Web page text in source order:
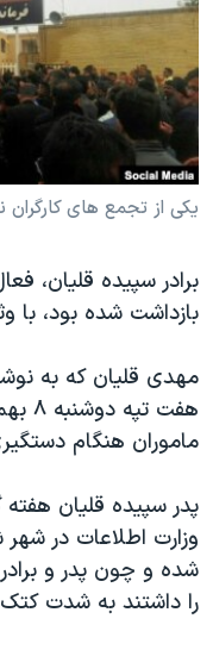
فرهنگ و زندگی
حقوق شهروندی
اقتصادی
علم و فناوری
آرشیو پخش زنده
مستندها
انتخابات ریاست جمهوری
حمله جمهوری اسلامی
رمز مهسا
ورزش زنان در ایران
مجموعه مستندهای
تریبونال مردمی آبان ۹۸
دادگاه حمید نوری
چهل سال گروگان‌گیری
قانون شفافیت دارائی
اعتراضات مردمی آبان ۹۸
اسرائیل در جنگ
نرگس محمدی برنده
دنبال کنید
زبانهای مختلف
یکی از تجمع های
برادر سپیده قلیان،
بازداشت شده بود، با وثیقه ۱۰۰ میلیون تومانی
مهدی قلیان که به
هفت
ماموران هنگام
پدر سپیده قلیان
وزارت اطلاعات در
شده و چون پدر و
را داشتند به شدت